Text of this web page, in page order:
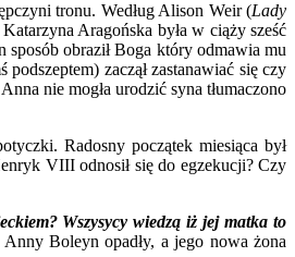
tronu. Według Alison Weir (Lady
Aragońska była w ciąży sześć
sposób obraził Boga który odmawia mu
zaczął zastanawiać się czy
nie mogła urodzić syna tłumaczono
Radosny początek miesiąca był
VIII odnosił się do egzekucji? Czy
Wszysycy wiedzą iż jej matka to
Boleyn opadły, a jego nowa żona